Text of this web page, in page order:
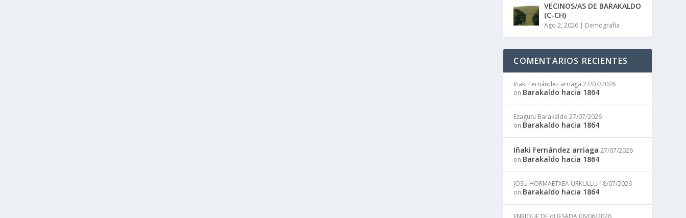
VECINOS/AS DE BARAKALDO
(C-CH)
Ago 2, 2026 | Demografía
COMENTARIOS RECIENTES
Iñaki Fernández arriaga 27/07/2026
on Barakaldo hacia 1864
Ezagutu Barakaldo 27/07/2026
on Barakaldo hacia 1864
Iñaki Fernández arriaga 27/07/2026
on Barakaldo hacia 1864
JOSU HORMAETXEA URKULLU 18/07/2026
on Barakaldo hacia 1864
ENRIQUE DE qUESADA 06/06/2026